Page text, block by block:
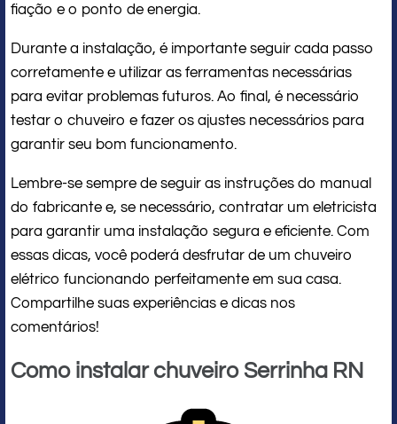
fiação e o ponto de energia.
Durante a instalação, é importante seguir cada passo
corretamente e utilizar as ferramentas necessárias
para evitar problemas futuros. Ao final, é necessário
testar o chuveiro e fazer os ajustes necessários para
garantir seu bom funcionamento.
Lembre-se sempre de seguir as instruções do manual
do fabricante e, se necessário, contratar um eletricista
para garantir uma instalação segura e eficiente. Com
essas dicas, você poderá desfrutar de um chuveiro
elétrico funcionando perfeitamente em sua casa.
Compartilhe suas experiências e dicas nos
comentários!
Como instalar chuveiro Serrinha RN